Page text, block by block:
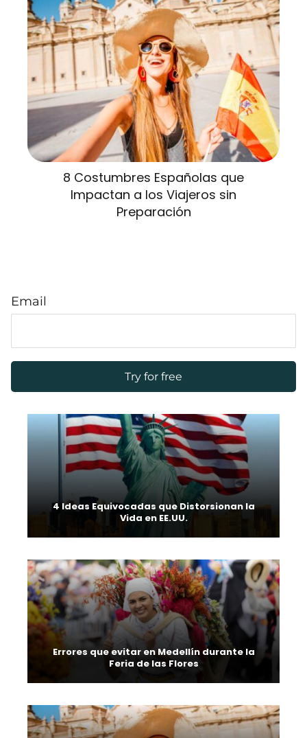
8 Costumbres Españolas que
Impactan a los Viajeros sin
Preparación
Email
4 Ideas Equivocadas que Distorsionan la
Vida en EE.UU.
Errores que evitar en Medellín durante la
Feria de las Flores